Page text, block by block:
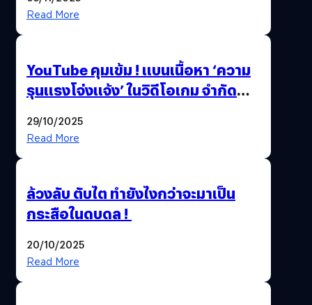
Thailand Game Show 2025 ทะลุ 15
Read More
YouTube คุมเข้ม ! แบนเนื้อหา ‘ความ
รุนแรงโจ่งแจ้ง’ ในวิดีโอเกม จำกัด
29/10/2025
Read More
ล้วงลับ ตับไต ทำยังไงกว่าจะมาเป็น
กระสือในดบดล !
20/10/2025
Read More